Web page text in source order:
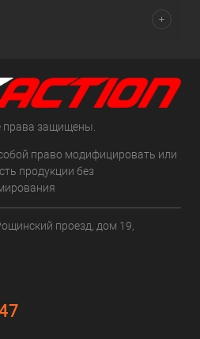
права защищены.
право модифицировать или
продукции без
проезд, дом 19,